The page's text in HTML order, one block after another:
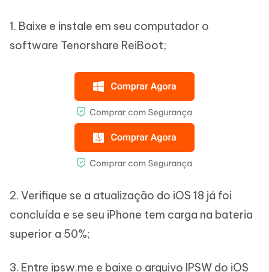
1. Baixe e instale em seu computador o
software Tenorshare ReiBoot;
2. Verifique se a atualização do iOS 18 já foi
concluída e se seu iPhone tem carga na bateria
superior a 50%;
3. Entre ipsw.me e baixe o arquivo IPSW do iOS